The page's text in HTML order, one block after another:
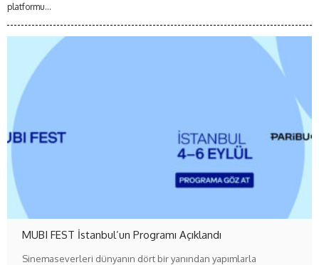
platformu...
MUBI FEST İstanbul’un Programı Açıklandı
Sinemaseverleri dünyanın dört bir yanından yapımlarla